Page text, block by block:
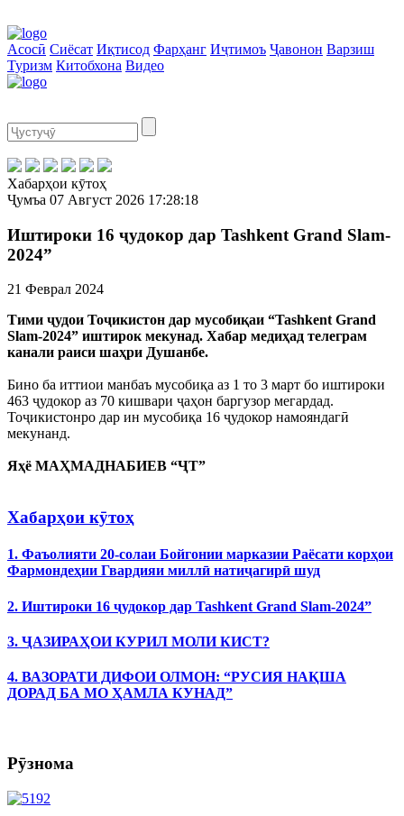
Асосӣ Сиёсат Иқтисод Фарҳанг Иҷтимоъ Ҷавонон Варзиш
Туризм Китобхона Видео
Хабарҳои кӯтоҳ
Ҷумъа 07 Август 2026 17:28:18
Иштироки 16 ҷудокор дар Tashkent Grand Slam-
2024”
21 Феврал 2024
Тими ҷудои Тоҷикистон дар мусобиқаи “Tashkent Grand
Slam-2024” иштирок мекунад. Хабар медиҳад телеграм
канали раиси шаҳри Душанбе.
Бино ба иттиои манбаъ мусобиқа аз 1 то 3 март бо иштироки
463 ҷудокор аз 70 кишвари ҷаҳон баргузор мегардад.
Тоҷикистонро дар ин мусобиқа 16 ҷудокор намояндагӣ
мекунанд.
Яҳё МАҲМАДНАБИЕВ “ҶТ”
Хабарҳои кӯтоҳ
1. Фаъолияти 20-солаи Бойгонии марказии Раёсати корҳои
Фармондеҳии Гвардияи миллӣ натиҷагирӣ шуд
2. Иштироки 16 ҷудокор дар Tashkent Grand Slam-2024”
3. ҶАЗИРАҲОИ КУРИЛ МОЛИ КИСТ?
4. ВАЗОРАТИ ДИФОИ ОЛМОН: “РУСИЯ НАҚША
ДОРАД БА МО ҲАМЛА КУНАД”
Рӯзнома